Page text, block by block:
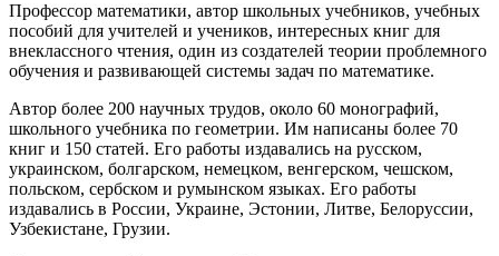
Профессор математики, автор школьных учебников, учебных
пособий для учителей и учеников, интересных книг для
внеклассного чтения, один из создателей теории проблемного
обучения и развивающей системы задач по математике.
Автор более 200 научных трудов, около 60 монографий,
школьного учебника по геометрии. Им написаны более 70
книг и 150 статей. Его работы издавались на русском,
украинском, болгарском, немецком, венгерском, чешском,
польском, сербском и румынском языках. Его работы
издавались в России, Украине, Эстонии, Литве, Белоруссии,
Узбекистане, Грузии.